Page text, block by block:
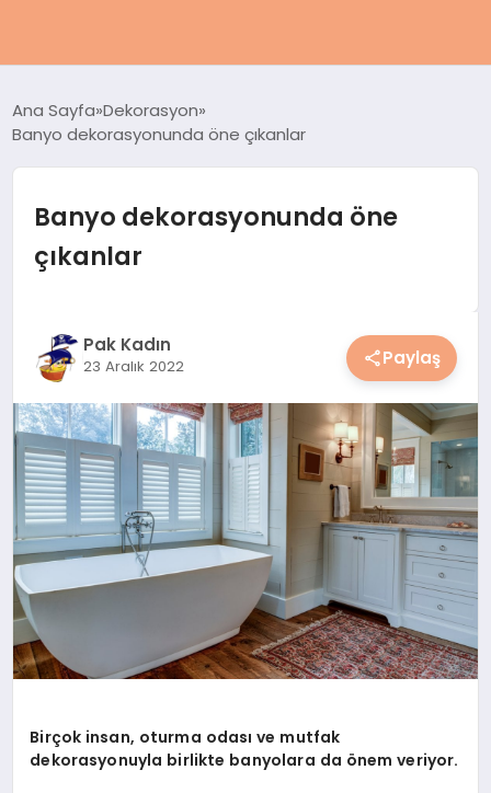
KADIN
SAĞLIK
MAGAZIN
YAŞAM
YEMEK
KIMDIR?
HESAPLAMALAR
Ana Sayfa Dekorasyon
Banyo dekorasyonunda öne çıkanlar
Banyo dekorasyonunda öne
çıkanlar
Pak Kadın
23 Aralık 2022 Paylaş
Birçok insan, oturma odası ve mutfak
dekorasyonuyla birlikte banyolara da önem veriyor.